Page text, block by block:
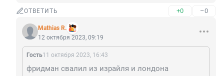
ОТВЕТИТЬ +0 –0
Mathias R.
12 октября 2023, 09:19
Гость11 октября 2023, 16:43
фридман свалил из израйля и лондона